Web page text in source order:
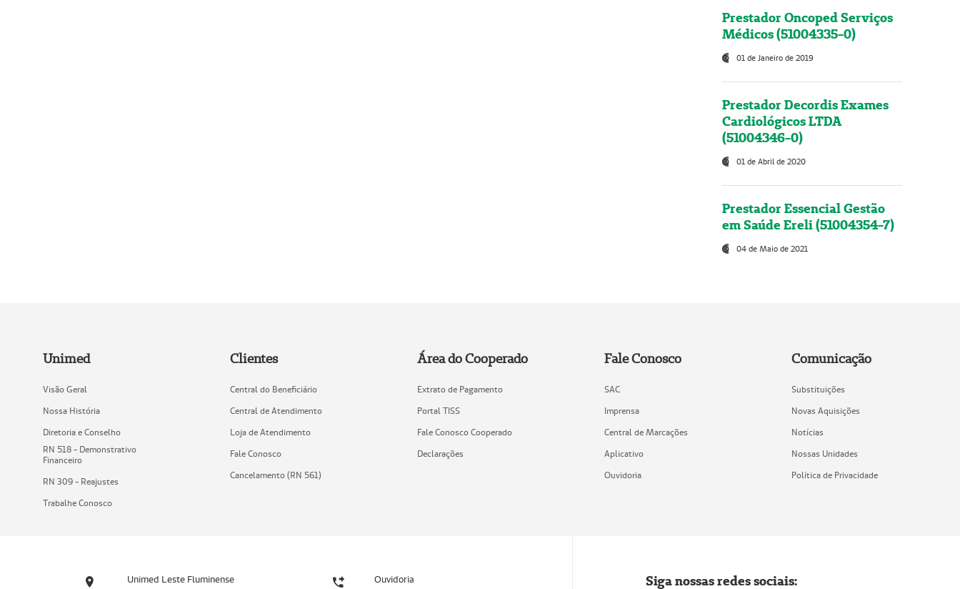
Prestador Oncoped Serviços
Médicos (51004335-0)
01 de Janeiro de 2019
Prestador Decordis Exames
Cardiológicos LTDA
(51004346-0)
01 de Abril de 2020
Prestador Essencial Gestão
em Saúde Ereli (51004354-7)
04 de Maio de 2021
Unimed
Visão Geral
Nossa História
Diretoria e Conselho
RN 518 - Demonstrativo
Financeiro
RN 309 - Reajustes
Trabalhe Conosco
Clientes
Central do Beneficiário
Central de Atendimento
Loja de Atendimento
Fale Conosco
Cancelamento (RN 561)
Área do Cooperado
Extrato de Pagamento
Portal TISS
Fale Conosco Cooperado
Declarações
Fale Conosco
SAC
Imprensa
Central de Marcações
Aplicativo
Ouvidoria
Comunicação
Substituições
Novas Aquisições
Notícias
Nossas Unidades
Política de Privacidade
Unimed Leste Fluminense Ouvidoria Siga nossas redes sociais: